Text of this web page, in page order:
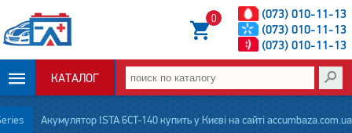
(073) 010-11-13
(073) 010-11-13
(073) 010-11-13
0
КАТАЛОГ
ОПЛАТА ИАкумулятор ISTA 6CT-140 купить у Києві на сайті accumbaza.com.ua